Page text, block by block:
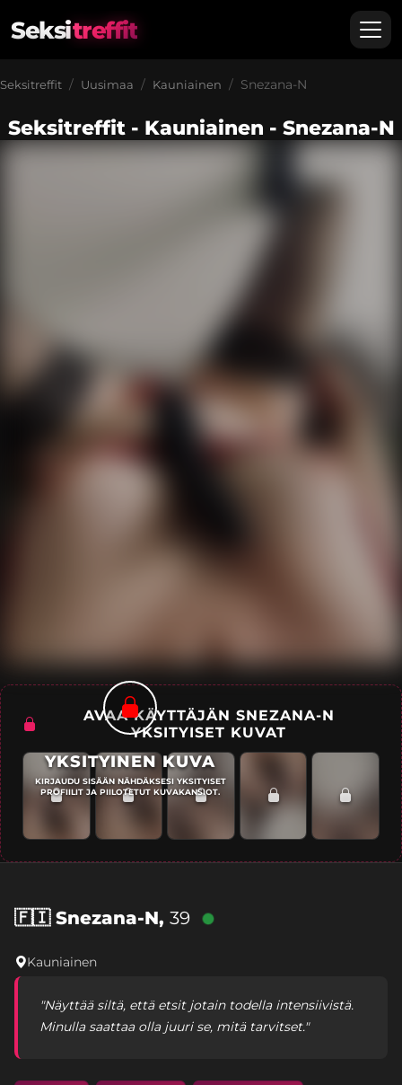
Seksitreffit
Seksitreffit Uusimaa Kauniainen Snezana-N
Seksitreffit - Kauniainen - Snezana-N
YKSITYINEN KUVA
KIRJAUDU SISÄÄN NÄHDÄKSESI YKSITYISET
PROFIILIT JA PIILOTETUT KUVAKANSIOT.
AVAA KÄYTTÄJÄN SNEZANA-N
YKSITYISET KUVAT
🇫🇮Snezana-N, 39
Kauniainen
"Näyttää siltä, että etsit jotain todella intensiivistä.
Minulla saattaa olla juuri se, mitä tarvitset."